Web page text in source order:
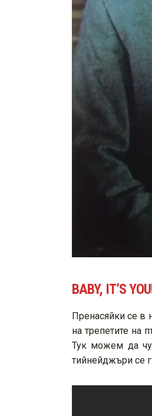
BABY, IT’S
Пренасяйки се в
на трепетите на
Тук можем да
тийнейджъри се